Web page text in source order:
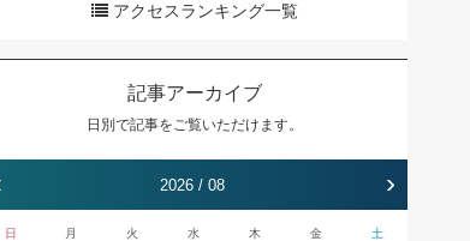
アクセスランキング一覧
記事アーカイブ
日別で記事をご覧いただけます。
2026 / 08 ›
日 月 火 水 木 金 土